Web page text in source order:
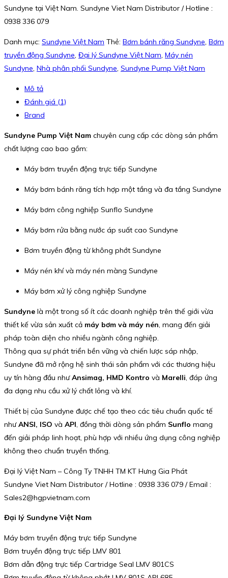
Sundyne tại Việt Nam. Sundyne Viet Nam Distributor / Hotline :
0938 336 079
Danh mục: Sundyne Việt Nam Thẻ: Bơm bánh răng Sundyne, Bơm
truyền động Sundyne, Đại lý Sundyne Việt Nam, Máy nén
Sundyne, Nhà phân phối Sundyne, Sundyne Pump Việt Nam
Mô tả
Đánh giá (1)
Brand
Sundyne Pump Việt Nam chuyên cung cấp các dòng sản phẩm
chất lượng cao bao gồm:
Máy bơm truyền động trực tiếp Sundyne
Máy bơm bánh răng tích hợp một tầng và đa tầng Sundyne
Máy bơm công nghiệp Sunflo Sundyne
Máy bơm rửa bằng nước áp suất cao Sundyne
Bơm truyền động từ không phớt Sundyne
Máy nén khí và máy nén màng Sundyne
Máy bơm xử lý công nghiệp Sundyne
Sundyne là một trong số ít các doanh nghiệp trên thế giới vừa
thiết kế vừa sản xuất cả máy bơm và máy nén, mang đến giải
pháp toàn diện cho nhiều ngành công nghiệp.
Thông qua sự phát triển bền vững và chiến lược sáp nhập,
Sundyne đã mở rộng hệ sinh thái sản phẩm với các thương hiệu
uy tín hàng đầu nhưAnsimag, HMD Kontro và Marelli, đáp ứng
đa dạng nhu cầu xử lý chất lỏng và khí.
Thiết bị của Sundyne được chế tạo theo các tiêu chuẩn quốc tế
nhưANSI, ISO và API, đồng thời dòng sản phẩm Sunflo mang
đến giải pháp linh hoạt, phù hợp với nhiều ứng dụng công nghiệp
không theo chuẩn truyền thống.
Đại lý Việt Nam – Công Ty TNHH TM KT Hưng Gia Phát
Sundyne Viet Nam Distributor / Hotline : 0938 336 079 / Email :
Sales2@hgpvietnam.com
Đại lý Sundyne Việt Nam
Máy bơm truyền động trực tiếp Sundyne
Bơm truyền động trực tiếp LMV 801
Bơm dẫn động trực tiếp Cartridge Seal LMV 801CS